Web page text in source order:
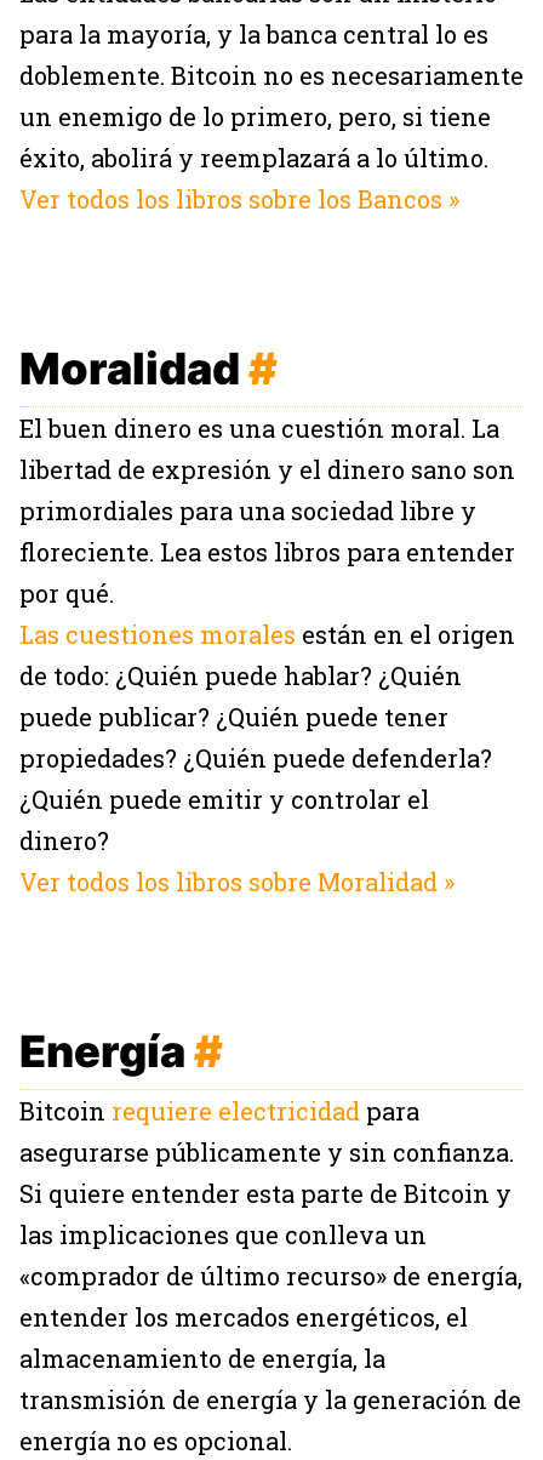
para la mayoría, y la banca central lo es
doblemente. Bitcoin no es necesariamente
un enemigo de lo primero, pero, si tiene
éxito, abolirá y reemplazará a lo último.
Ver todos los libros sobre los Bancos »
Moralidad#
El buen dinero es una cuestión moral. La
libertad de expresión y el dinero sano son
primordiales para una sociedad libre y
floreciente. Lea estos libros para entender
por qué.
Las cuestiones morales están en el origen
de todo: ¿Quién puede hablar? ¿Quién
puede publicar? ¿Quién puede tener
propiedades? ¿Quién puede defenderla?
¿Quién puede emitir y controlar el
dinero?
Ver todos los libros sobre Moralidad »
Energía#
Bitcoin requiere electricidad para
asegurarse públicamente y sin confianza.
Si quiere entender esta parte de Bitcoin y
las implicaciones que conlleva un
«comprador de último recurso» de energía,
entender los mercados energéticos, el
almacenamiento de energía, la
transmisión de energía y la generación de
energía no es opcional.